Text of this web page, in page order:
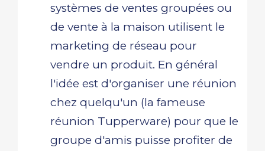
systèmes de ventes groupées ou
de vente à la maison utilisent le
marketing de réseau pour
vendre un produit. En général
l'idée est d'organiser une réunion
chez quelqu'un (la fameuse
réunion Tupperware) pour que le
groupe d'amis puisse profiter de